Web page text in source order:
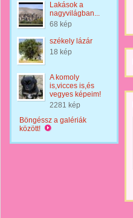
Lakások a
nagyvilágban...
68 kép
székely lázár
18 kép
A komoly
is,vicces is,és
vegyes képeim!
2281 kép
Böngéssz a galériák
között!